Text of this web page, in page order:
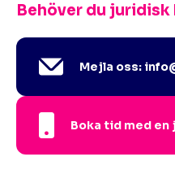
Behöver du juridisk
Mejla oss:
Boka tid med